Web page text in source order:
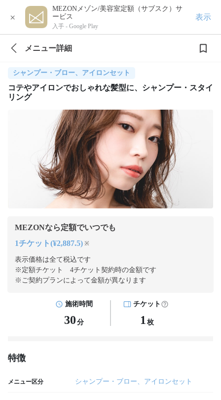
×
MEZONメゾン/美容室定額（サブスク）サ
ービス
入手 - Google Play
表示
メニュー詳細
シャンプー・ブロー、アイロンセット
コテやアイロンでおしゃれな髪型に、シャンプー・スタイ
リング
MEZONなら定額でいつでも
1チケット(¥2,887.5) ※
表示価格は全て税込です
※定額チケット 4チケット契約時の金額です
※ご契約プランによって金額が異なります
施術時間
30 分
チケット
1 枚
特徴
メニュー区分 シャンプー・ブロー、アイロンセット